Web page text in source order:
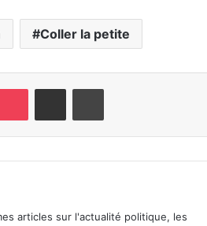
Coller la petite
articles sur l'actualité politique, les